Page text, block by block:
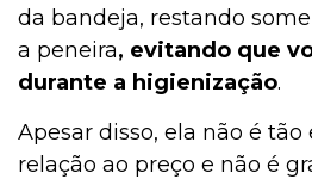
da bandeja, restando
a peneira, evitando que
durante a higienização.
Apesar disso, ela não é
relação ao preço e não é